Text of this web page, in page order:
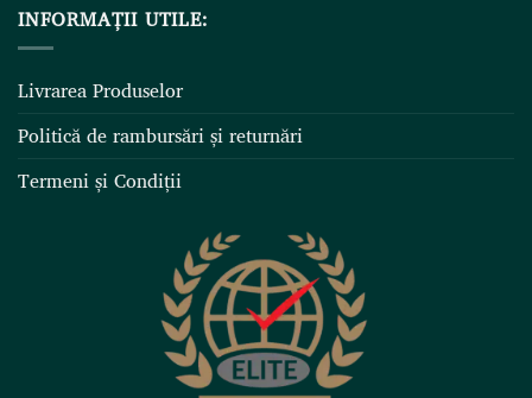
INFORMAȚII UTILE:
Livrarea Produselor
Politică de rambursări și returnări
Termeni și Condiții